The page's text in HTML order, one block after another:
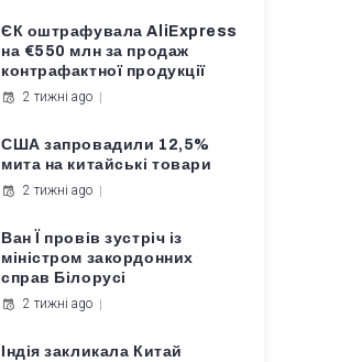
ЄК оштрафувала AliExpress
на €550 млн за продаж
контрафактної продукції
2 тижні ago
США запровадили 12,5%
мита на китайські товари
2 тижні ago
Ван Ї провів зустріч із
міністром закордонних
справ Білорусі
2 тижні ago
Індія закликала Китай